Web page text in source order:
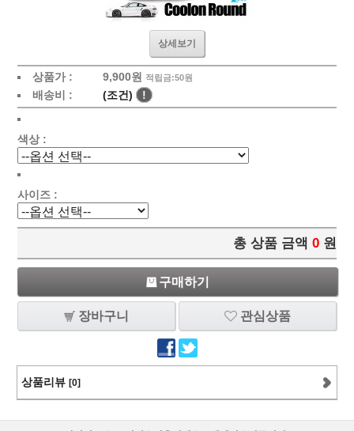
상세보기
상품가 : 9,900원 적립금:50원
배송비 : (조건) !
색상 :
사이즈 :
총 상품 금액 0 원
구매하기
장바구니 관심상품
상품리뷰 [0]